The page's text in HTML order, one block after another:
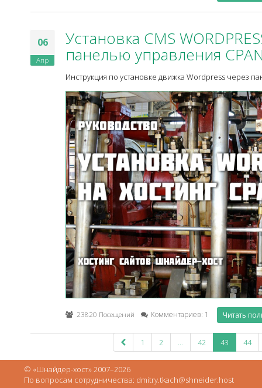
06
Апр
Установка CMS
панелью управления
Инструкция по установке движка Wordpress через
23820 Посещений Комментариев: 1 Читать
1 2 ... 42 43 44
© «Шнайдер-хост» 2007–2026
По вопросам сотрудничества: dmitry.tkach@shneider.host